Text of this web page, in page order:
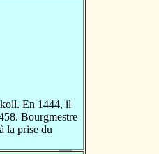
En 1444, il
Bourgmestre
la prise du